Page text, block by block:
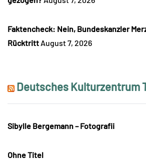
Faktencheck: Nein, Bundeskanzler
Rücktritt August 7, 2026
Deutsches Kulturzentrum
Sibylle Bergemann – Fotografii
Ohne Titel